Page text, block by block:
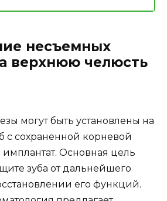
несъемных
верхнюю челюсть
могут быть установлены на
с сохраненной корневой
Основная цель
зуба от дальнейшего
его функций.